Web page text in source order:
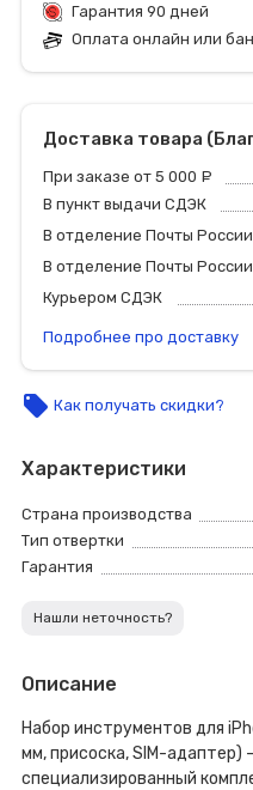
Гарантия 90 дней
Оплата онлайн или
Доставка товара
При заказе от 5 000
В пункт выдачи СДЭК
В отделение Почты России
В отделение Почты России
Курьером СДЭК
Подробнее про доставку
local_offer Как получать скидки?
Характеристики
Страна производства
Тип отвертки
Гарантия
Нашли неточность?
Описание
Набор инструментов для
мм, присоска, SIM-адаптер)
специализированный